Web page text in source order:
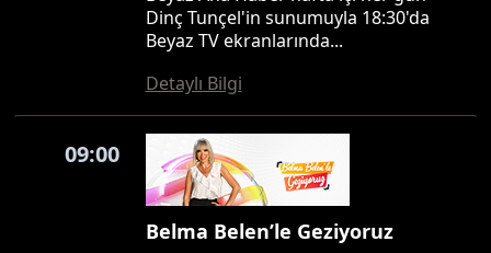
Dinç Tunçel'in sunumuyla 18:30'da
Beyaz TV ekranlarında...
Detaylı Bilgi
09:00
Belma Belen’le Geziyoruz